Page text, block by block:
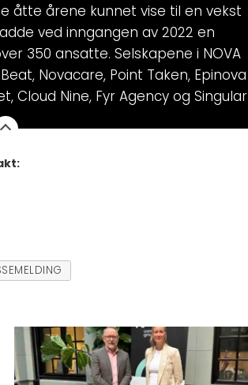
åtte årene kunnet vise til en vekst
ved inngangen av 2022 en
350 ansatte. Selskapene i NOVA
Novacare, Point Taken, Epinova
Cloud Nine, Fyr Agency og Singular